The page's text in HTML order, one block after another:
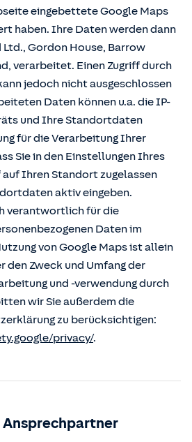
eingebettete Google Maps
haben. Ihre Daten werden dann
Gordon House, Barrow
verarbeitet. Einen Zugriff durch
jedoch nicht ausgeschlossen
Daten können u.a. die IP-
und Ihre Standortdaten
für die Verarbeitung Ihrer
Sie in den Einstellungen Ihres
auf Ihren Standort zugelassen
aktiv eingeben.
verantwortlich für die
Daten im
von Google Maps ist allein
den Zweck und Umfang der
und -verwendung durch
wir Sie außerdem die
zu berücksichtigen:
privacy/.